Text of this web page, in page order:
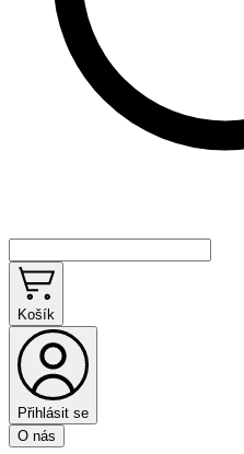
Košík
Přihlásit se
O nás